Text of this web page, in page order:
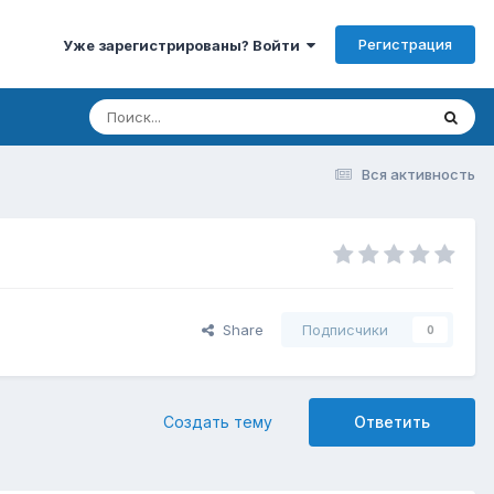
Уже зарегистрированы? Войти Регистрация
Вся активность
Share Подписчики 0
Ответить
Создать тему